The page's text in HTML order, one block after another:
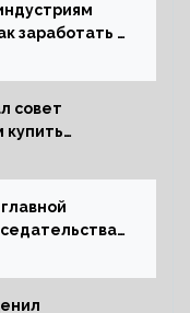
заработать 2
совет